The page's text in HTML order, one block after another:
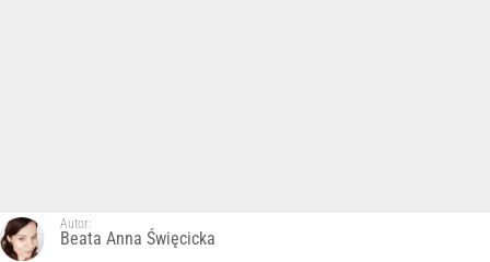
Autor:
Beata Anna Święcicka